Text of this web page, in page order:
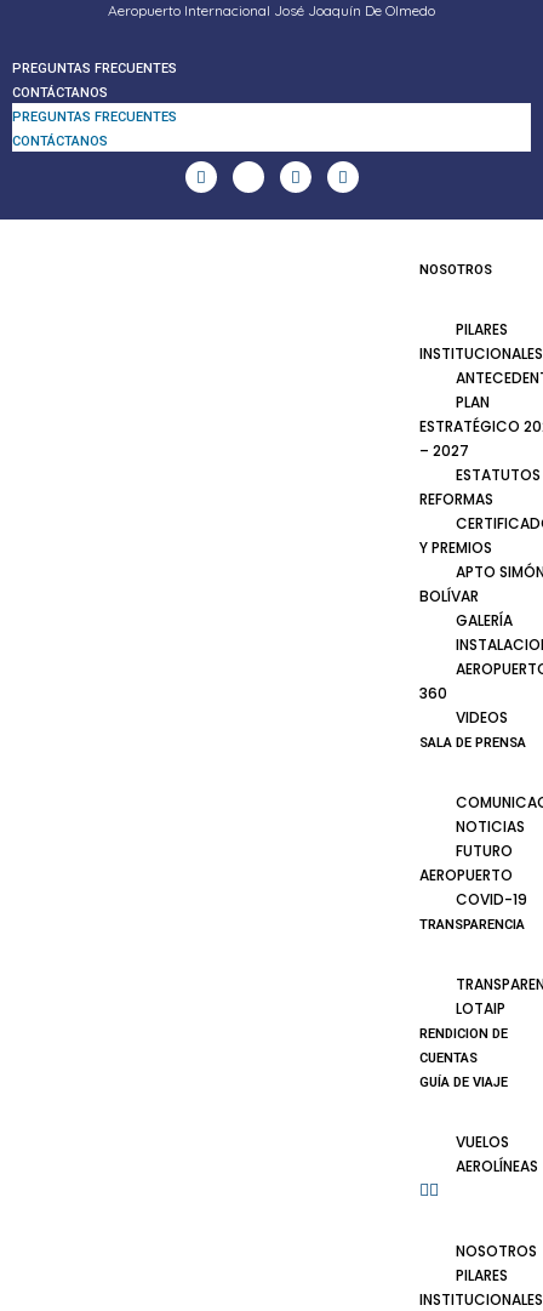
Aeropuerto Internacional José Joaquín De Olmedo
PREGUNTAS FRECUENTES
CONTÁCTANOS
PREGUNTAS FRECUENTES
CONTÁCTANOS
NOSOTROS
PILARES
INSTITUCIONALES
PLAN
ESTRATÉGICO
– 2027
ESTATUTOS
REFORMAS
Y PREMIOS
APTO
BOLÍVAR
GALERÍA
360
VIDEOS
SALA DE PRENSA
NOTICIAS
FUTURO
AEROPUERTO
COVID-19
TRANSPARENCIA
LOTAIP
RENDICION DE
CUENTAS
GUÍA DE VIAJE
VUELOS
AEROLÍNEAS
NOSOTROS
PILARES
INSTITUCIONALES